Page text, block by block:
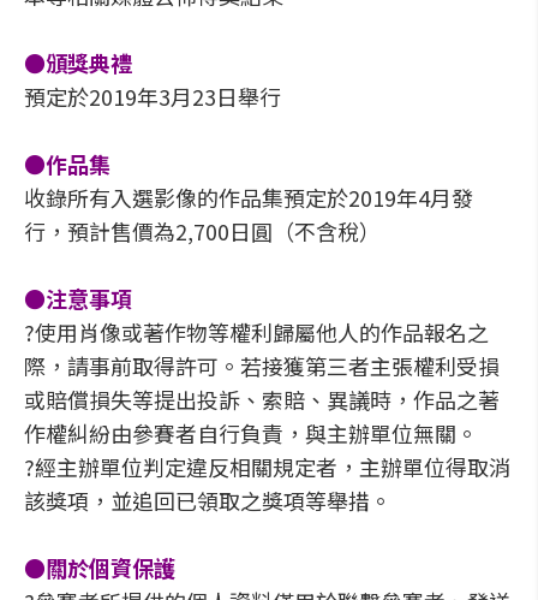
●頒獎典禮
預定於2019年3月23日舉行
●作品集
收錄所有入選影像的作品集預定於2019年4月發
行，預計售價為2,700日圓（不含稅）
●注意事項
?使用肖像或著作物等權利歸屬他人的作品報名之
際，請事前取得許可。若接獲第三者主張權利受損
或賠償損失等提出投訴、索賠、異議時，作品之著
作權糾紛由參賽者自行負責，與主辦單位無關。
?經主辦單位判定違反相關規定者，主辦單位得取消
該獎項，並追回已領取之獎項等舉措。
●關於個資保護